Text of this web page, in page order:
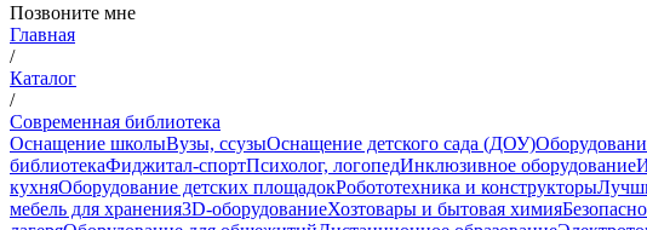
Позвоните мне
Главная
/
Каталог
/
Современная библиотека
Оснащение школыВузы, ссузыОснащение детского сада (ДОУ)
библиотекаФиджитал-спортПсихолог, логопедИнклюзивное оборудование
кухняОборудование детских площадокРобототехника и конструкторы
мебель для хранения3D-оборудованиеХозтовары и бытовая химия